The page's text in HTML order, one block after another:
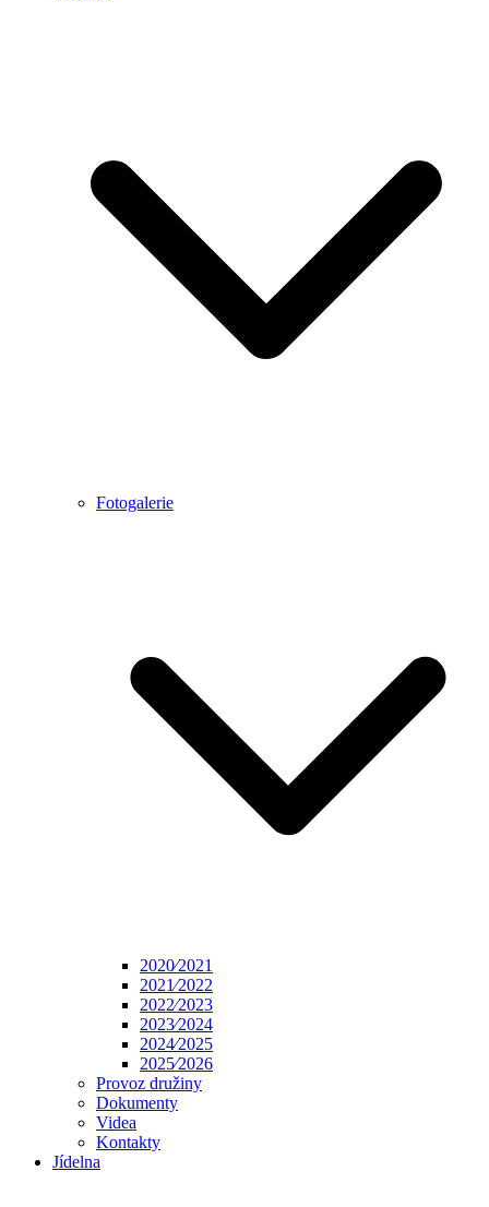
Fotogalerie
2020⁄2021
2021⁄2022
2022⁄2023
2023⁄2024
2024⁄2025
2025⁄2026
Provoz družiny
Dokumenty
Videa
Kontakty
Jídelna